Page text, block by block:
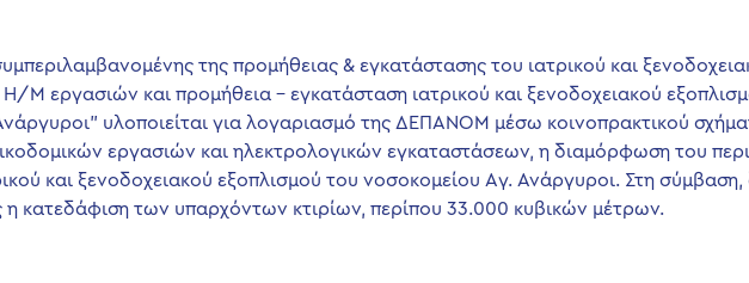
της προμήθειας & εγκατάστασης του ιατρικού και
Μ εργασιών και προμήθεια – εγκατάσταση ιατρικού και ξενοδοχειακού
υλοποιείται για λογαριασμό της ΔΕΠΑΝΟΜ μέσω κοινοπρακτικού
εργασιών και ηλεκτρολογικών εγκαταστάσεων, η διαμόρφωση του
και ξενοδοχειακού εξοπλισμού του νοσοκομείου Aγ. Ανάργυροι. Στη
η κατεδάφιση των υπαρχόντων κτιρίων, περίπου 33.000 κυβικών μέτρων.